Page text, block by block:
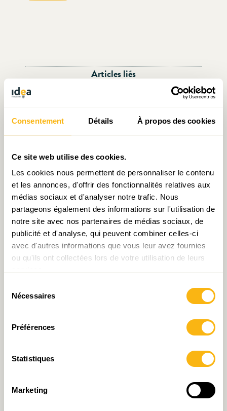
Consentement Détails À propos des cookies
Ce site web utilise des cookies.
Les cookies nous permettent de personnaliser le contenu
et les annonces, d'offrir des fonctionnalités relatives aux
médias sociaux et d'analyser notre trafic. Nous
partageons également des informations sur l'utilisation de
notre site avec nos partenaires de médias sociaux, de
publicité et d'analyse, qui peuvent combiner celles-ci
avec d'autres informations que vous leur avez fournies
ou qu'ils ont collectées lors de votre utilisation de leurs
Nécessaires
Préférences
Statistiques
Marketing
Articles liés
Pallier la pénurie de
compétences par la
formation en entreprise
Hausse du nombre de
chômeurs diplômés :
comment l’expliquer ?
Décryptage N°31 : Job
Document de travail N°24
diversification économique